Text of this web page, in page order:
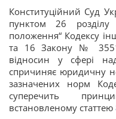
Конституційний Суд
пунктом 26 розділу
положення“ Кодексу
та 16 Закону № 3551,
відносин у сфері
спричиняє юридичну
зазначених норм
суперечить
встановленому статтею